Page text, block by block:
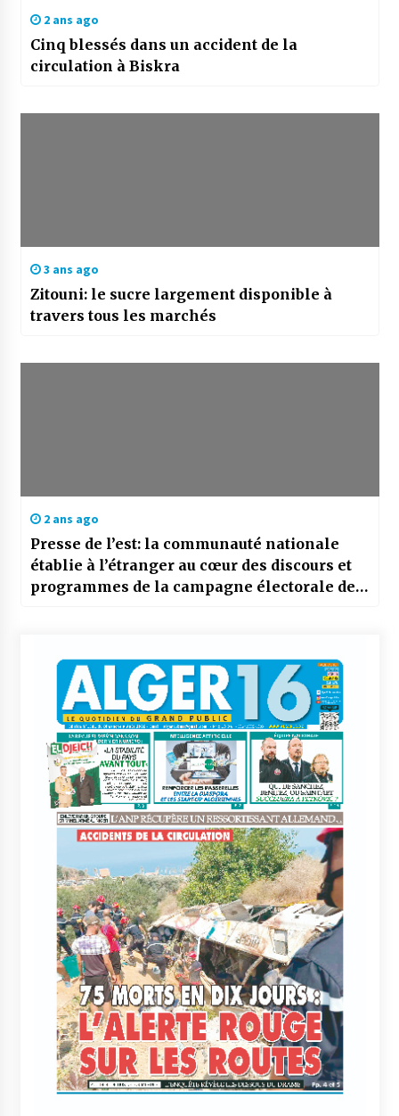
2 ans ago
Cinq blessés dans un accident de la
circulation à Biskra
3 ans ago
Zitouni: le sucre largement disponible à
travers tous les marchés
2 ans ago
Presse de l’est: la communauté nationale
établie à l’étranger au cœur des discours et
programmes de la campagne électorale des